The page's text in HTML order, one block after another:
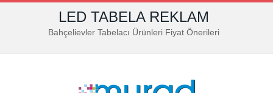
LED TABELA REKLAM
Bahçelievler Tabelacı Ürünleri Fiyat Önerileri